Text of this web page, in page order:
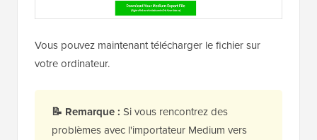
Vous pouvez maintenant télécharger le fichier sur
votre ordinateur.
📝 Remarque : Si vous rencontrez des
problèmes avec l'importateur Medium vers